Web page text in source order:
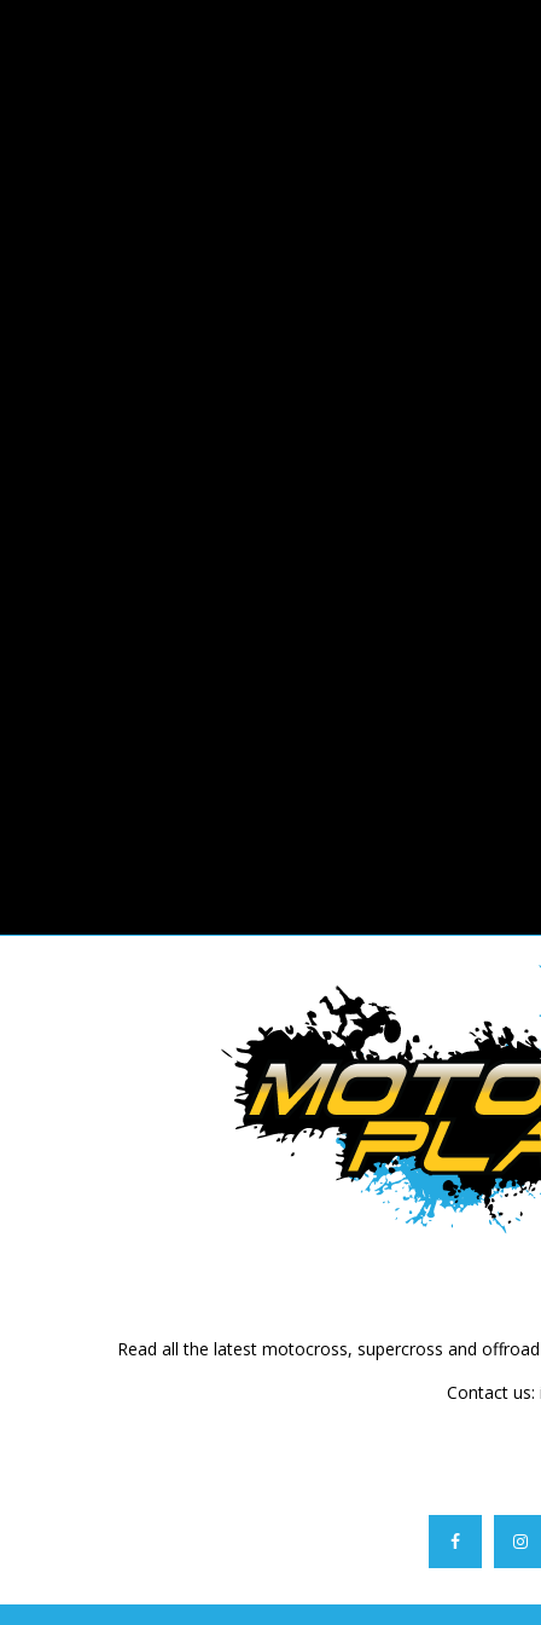
Read all the latest motocross, supercross and
Contact us: